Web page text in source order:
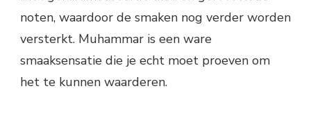
noten, waardoor de smaken nog verder worden
versterkt. Muhammar is een ware
smaaksensatie die je echt moet proeven om
het te kunnen waarderen.